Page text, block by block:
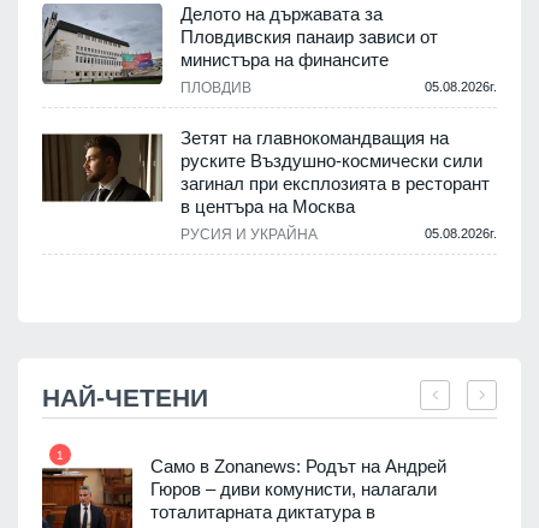
Делото на държавата за
Пловдивския панаир зависи от
министъра на финансите
ПЛОВДИВ 05.08.2026г.
Зетят на главнокомандващия на
руските Въздушно-космически сили
загинал при експлозията в ресторант
в центъра на Москва
РУСИЯ И УКРАЙНА 05.08.2026г.
НАЙ-ЧЕТЕНИ
1
Само в Zonanews: Родът на Андрей
Гюров – диви комунисти, налагали
тоталитарната диктатура в